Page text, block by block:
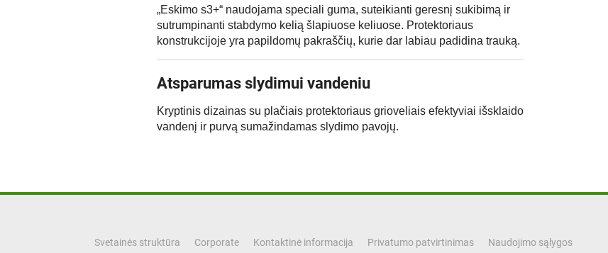
„Eskimo s3+“ naudojama speciali guma, suteikianti geresnį sukibimą ir
sutrumpinanti stabdymo kelią šlapiuose keliuose. Protektoriaus
konstrukcijoje yra papildomų pakraščių, kurie dar labiau padidina trauką.
Atsparumas slydimui vandeniu
Kryptinis dizainas su plačiais protektoriaus grioveliais efektyviai išsklaido
vandenį ir purvą sumažindamas slydimo pavojų.
Svetainės struktūra Corporate Kontaktinė informacija Privatumo patvirtinimas Naudojimo sąlygos